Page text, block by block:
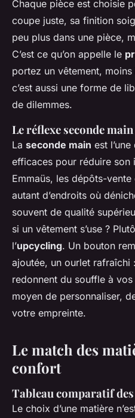
Chaque pièce est choisie
coupe juste, sa finition
peu plus dans une pièce,
C’est ce qu’on appelle le
portez un vêtement,
c’est aussi une forme de
de dilemmes.
Le réflexe seconde
La seconde main est
efficaces pour réduire son
Emmaüs, les dépôts-
autant d’endroits où
souvent de qualité
si un vêtement s’use ?
l’upcycling. Un bouton
ajoutée, un ourlet rafraîchi
redonnent du souffle à vos
moyen de personnaliser,
votre empreinte.
Le match des
confort
Tableau comparatif
Le choix d’une matière